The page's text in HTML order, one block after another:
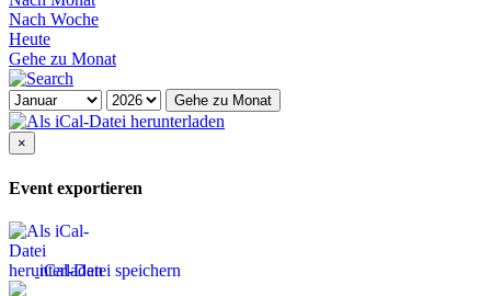
Nach Woche
Heute
Gehe zu Monat
Gehe zu Monat
×
Event exportieren
iCal-Datei speichern